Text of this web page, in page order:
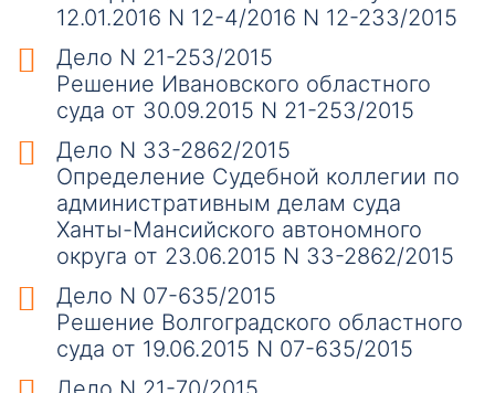
12.01.2016 N 12-4/2016 N 12-233/2015
Дело N 21-253/2015
Решение Ивановского областного
суда от 30.09.2015 N 21-253/2015
Дело N 33-2862/2015
Определение Судебной коллегии по
административным делам суда
Ханты-Мансийского автономного
округа от 23.06.2015 N 33-2862/2015
Дело N 07-635/2015
Решение Волгоградского областного
суда от 19.06.2015 N 07-635/2015